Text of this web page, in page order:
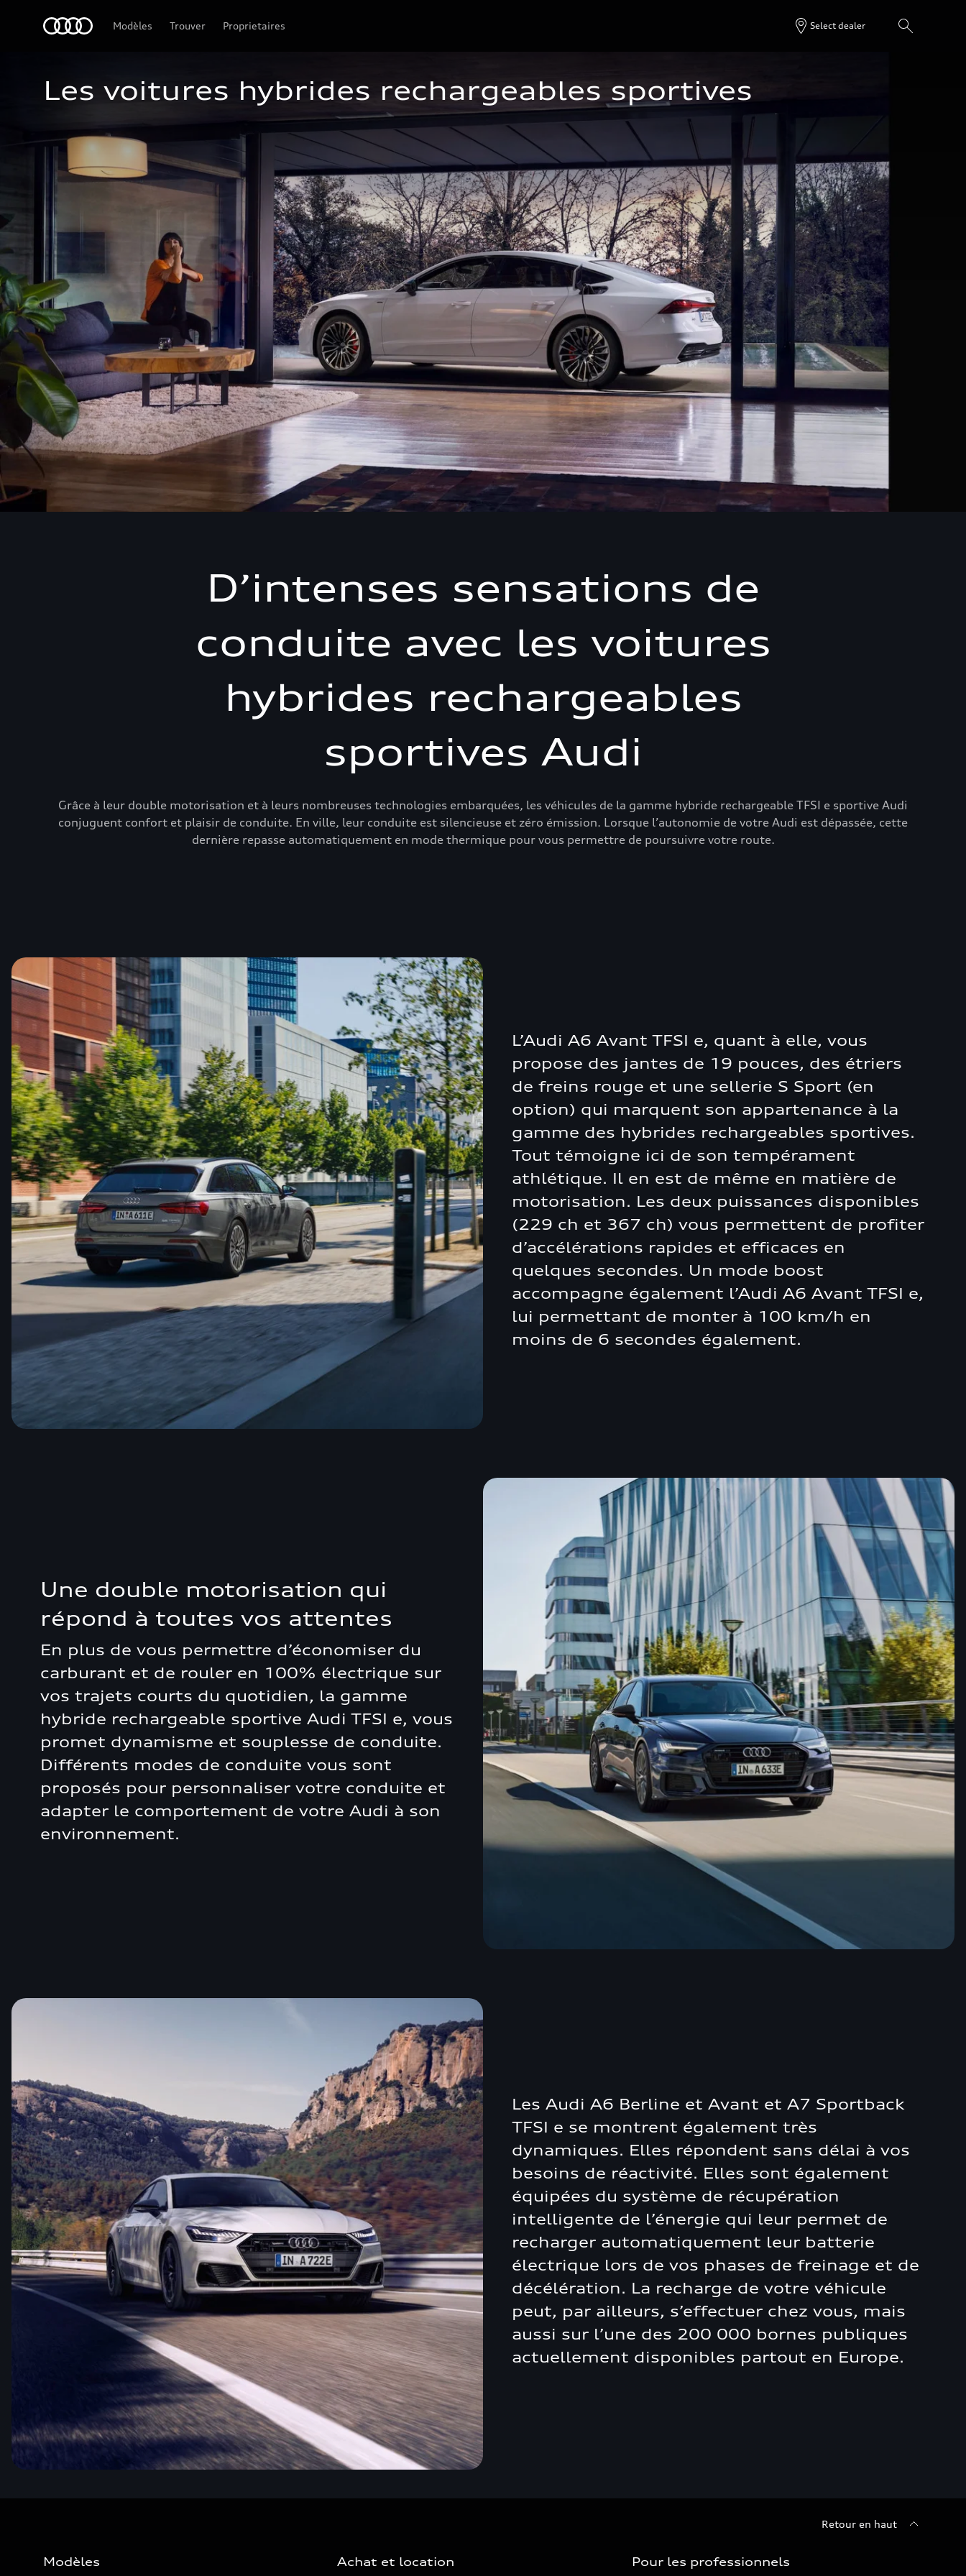
Modèles Trouver Proprietaires Select dealer
Les voitures hybrides rechargeables sportives
D’intenses sensations de
conduite avec les voitures
hybrides rechargeables
sportives Audi
Grâce à leur double motorisation et à leurs nombreuses technologies embarquées, les véhicules de la gamme hybride rechargeable TFSI e sportive Audi
conjuguent confort et plaisir de conduite. En ville, leur conduite est silencieuse et zéro émission. Lorsque l’autonomie de votre Audi est dépassée, cette
dernière repasse automatiquement en mode thermique pour vous permettre de poursuivre votre route.
L’Audi A6 Avant TFSI e, quant à elle, vous
propose des jantes de 19 pouces, des étriers
de freins rouge et une sellerie S Sport (en
option) qui marquent son appartenance à la
gamme des hybrides rechargeables sportives.
Tout témoigne ici de son tempérament
athlétique. Il en est de même en matière de
motorisation. Les deux puissances disponibles
(229 ch et 367 ch) vous permettent de profiter
d’accélérations rapides et efficaces en
quelques secondes. Un mode boost
accompagne également l’Audi A6 Avant TFSI e,
lui permettant de monter à 100 km/h en
moins de 6 secondes également.
Une double motorisation qui
répond à toutes vos attentes
En plus de vous permettre d’économiser du
carburant et de rouler en 100% électrique sur
vos trajets courts du quotidien, la gamme
hybride rechargeable sportive Audi TFSI e, vous
promet dynamisme et souplesse de conduite.
Différents modes de conduite vous sont
proposés pour personnaliser votre conduite et
adapter le comportement de votre Audi à son
environnement.
Les Audi A6 Berline et Avant et A7 Sportback
TFSI e se montrent également très
dynamiques. Elles répondent sans délai à vos
besoins de réactivité. Elles sont également
équipées du système de récupération
intelligente de l’énergie qui leur permet de
recharger automatiquement leur batterie
électrique lors de vos phases de freinage et de
décélération. La recharge de votre véhicule
peut, par ailleurs, s’effectuer chez vous, mais
aussi sur l’une des 200 000 bornes publiques
actuellement disponibles partout en Europe.
Retour en haut
Modèles Achat et location Pour les professionnels